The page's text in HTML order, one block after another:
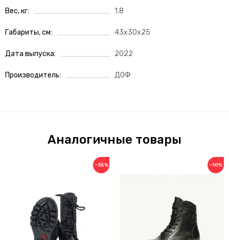
Вес, кг 1.8
Габариты, см 43x30x25
Дата выпуска 2022
Производитель ДОФ
Аналогичные товары
−35% −10%